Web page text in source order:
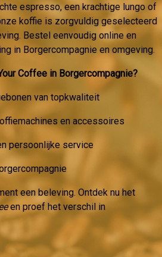
espresso, een krachtige lungo of
koffie is zorgvuldig geselecteerd
Bestel eenvoudig online en
in Borgercompagnie en omgeving.
Coffee in Borgercompagnie?
van topkwaliteit
en accessoires
persoonlijke service
een beleving. Ontdek nu het
en proef het verschil in